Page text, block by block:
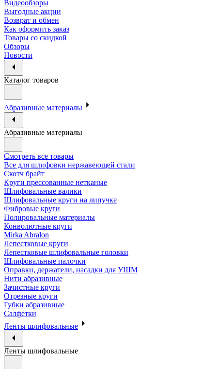
Видеообзоры
Выгодные акции
Возврат и обмен
Как оформить заказ
Товары со скидкой
Обзоры
Новости
Каталог товаров
Абразивные материалы
Абразивные материалы
Смотреть все товары
Все для шлифовки нержавеющей стали
Скотч брайт
Круги прессованные нетканые
Шлифовальные валики
Шлифовальные круги на липучке
Фибровые круги
Полировальные материалы
Конволютные круги
Mirka Abralon
Лепестковые круги
Лепестковые шлифовальные головки
Шлифовальные палочки
Оправки, держатели, насадки для УШМ
Нити абразивные
Зачистные круги
Отрезные круги
Губки абразивные
Салфетки
Ленты шлифовальные
Ленты шлифовальные